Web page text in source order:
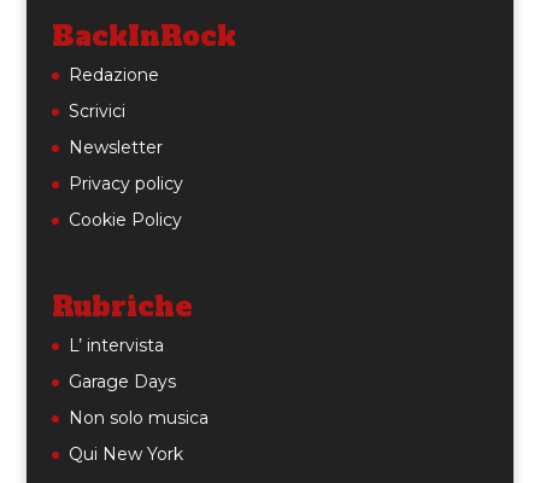
BackInRock
Redazione
Scrivici
Newsletter
Privacy policy
Cookie Policy
Rubriche
L’ intervista
Garage Days
Non solo musica
Qui New York